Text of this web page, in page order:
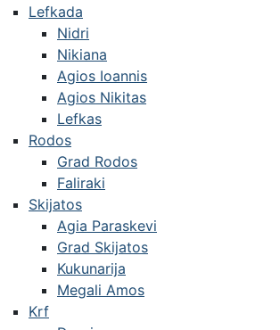
Lefkada
Nidri
Nikiana
Agios Ioannis
Agios Nikitas
Lefkas
Rodos
Grad Rodos
Faliraki
Skijatos
Agia Paraskevi
Grad Skijatos
Kukunarija
Megali Amos
Krf